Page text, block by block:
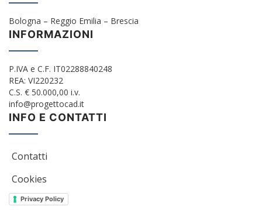
Bologna – Reggio Emilia – Brescia
INFORMAZIONI
P.IVA e C.F. IT02288840248
REA: VI220232
C.S. € 50.000,00 i.v.
info@progettocad.it
INFO E CONTATTI
Contatti
Cookies
Privacy Policy